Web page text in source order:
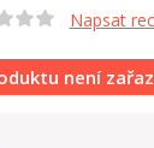
Napsat
není